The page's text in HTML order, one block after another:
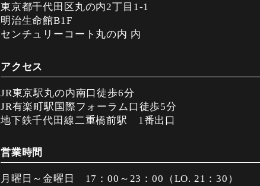
東京都千代田区丸の内2丁目1-1
明治生命館B1F
センチュリーコート丸の内 内
アクセス
JR東京駅丸の内南口徒歩6分
JR有楽町駅国際フォーラム口徒歩5分
地下鉄千代田線二重橋前駅 1番出口
営業時間
月曜日～金曜日 17：00～23：00（LO. 21：30）